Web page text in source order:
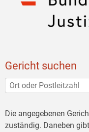
Gericht suchen
Die angegebenen
zuständig. Daneben